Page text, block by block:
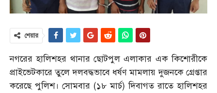
শেয়ার
নগরের হালিশহর থানার ছোটপুল এলাকার এক কিশোরীকে
প্রাইভেটকারে তুলে দলবদ্ধভাবে ধর্ষণ মামলায় দুজনকে গ্রেপ্তার
করেছে পুলিশ। সোমবার (১৮ মার্চ) দিবাগত রাতে হালিশহর